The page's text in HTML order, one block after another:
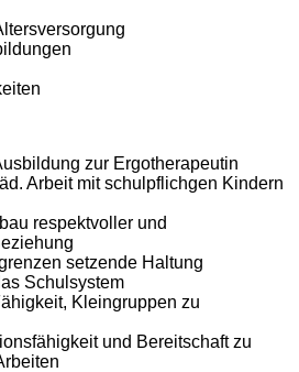
zur Ergotherapeutin
Arbeit mit schulpflichgen Kindern
respektvoller und
setzende Haltung
Schulsystem
Kleingruppen zu
und Bereitschaft zu